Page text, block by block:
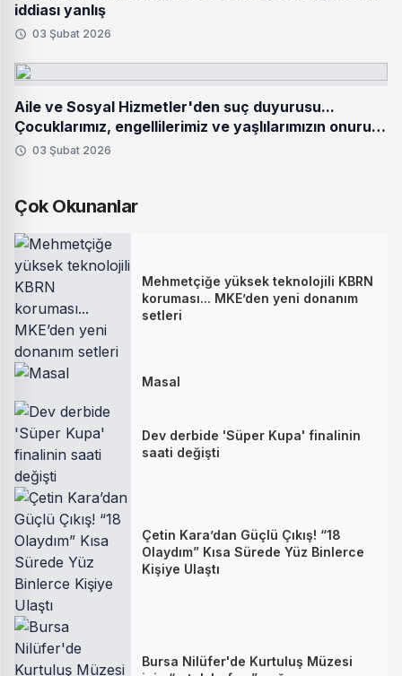
iddiası yanlış
03 Şubat 2026
Aile ve Sosyal Hizmetler'den suç duyurusu...
Çocuklarımız, engellilerimiz ve yaşlılarımızın onuru
hedef alınamaz
03 Şubat 2026
Çok Okunanlar
Mehmetçiğe yüksek teknolojili KBRN
koruması... MKE’den yeni donanım
setleri
Masal
Dev derbide 'Süper Kupa' finalinin
saati değişti
Çetin Kara’dan Güçlü Çıkış! “18
Olaydım” Kısa Sürede Yüz Binlerce
Kişiye Ulaştı
Bursa Nilüfer'de Kurtuluş Müzesi